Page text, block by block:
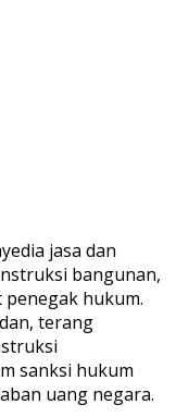
jasa dan
bangunan,
hukum.
terang
sanksi hukum
uang negara.